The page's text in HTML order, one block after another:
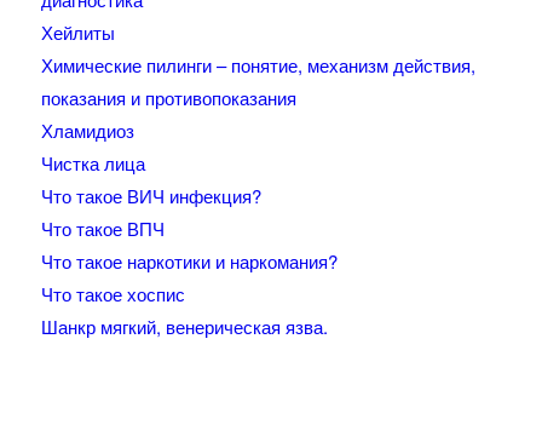
Хейлиты
Химические пилинги – понятие, механизм действия,
показания и противопоказания
Хламидиоз
Чистка лица
Что такое ВИЧ инфекция?
Что такое ВПЧ
Что такое наркотики и наркомания?
Что такое хоспис
Шанкр мягкий, венерическая язва.